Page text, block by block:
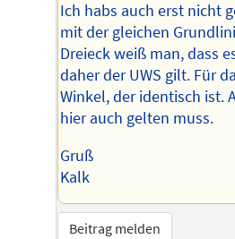
Ich habs auch erst nicht
mit der gleichen
Dreieck weiß man, dass
daher der UWS gilt. Für
Winkel, der identisch ist.
hier auch gelten muss.
Gruß
Kalk
Beitrag melden